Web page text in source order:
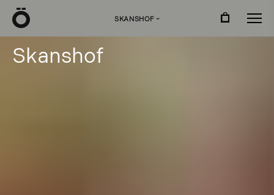
SKANSHOF›
Skanshof
Ö